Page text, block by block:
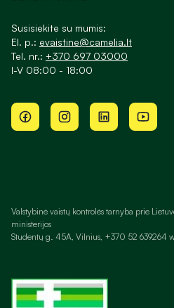
Susisiekite su mumis:
El. p.: evaistine@camelia.lt
Tel. nr.: +370 697 03000
I-V 08:00 - 18:00
Valstybinė vaistų kontrolės tarnyba prie
ministerijos
Studentų g. 45A, Vilnius, +370 52 639264